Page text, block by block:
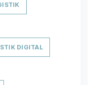
DIGITAL